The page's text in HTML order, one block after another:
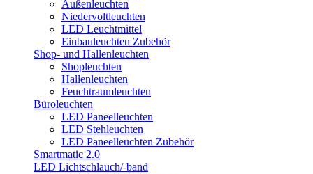
Außenleuchten
Niedervoltleuchten
LED Leuchtmittel
Einbauleuchten Zubehör
Shop- und Hallenleuchten
Shopleuchten
Hallenleuchten
Feuchtraumleuchten
Büroleuchten
LED Paneelleuchten
LED Stehleuchten
LED Paneelleuchten Zubehör
Smartmatic 2.0
LED Lichtschlauch/-band